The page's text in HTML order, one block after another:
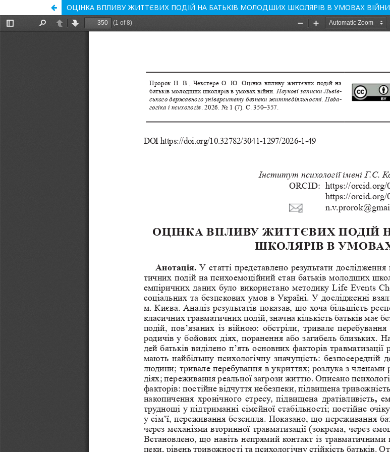
ОЦІНКА ВПЛИВУ ЖИТТЄВИХ ПОДІЙ НА БАТЬКІВ МОЛОДШИХ ШКОЛЯРІВ В УМОВАХ ВІЙНИ